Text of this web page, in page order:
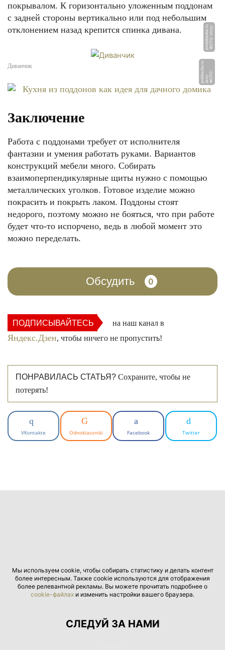
покрывалом. К горизонтально уложенным поддонам
с задней стороны вертикально или под небольшим
отклонением назад крепится спинка дивана.
Ф
О
Т
О:
s
t
r
o
y
-
p
o
d
s
k
a
z
k
a.
r
u
Диванчик
Ф
О
ТО:
st
r
o
y
-p
o
d
s
ka
z
k
a.
r
u
Заключение
Работа с поддонами требует от исполнителя
фантазии и умения работать руками. Вариантов
конструкций мебели много. Собирать
взаимоперпендикулярные щиты нужно с помощью
металлических уголков. Готовое изделие можно
покрасить и покрыть лаком. Поддоны стоят
недорого, поэтому можно не бояться, что при работе
будет что-то испорчено, ведь в любой момент это
можно переделать.
Обсудить 0
ПОДПИСЫВАЙТЕСЬ на наш канал в
Яндекс.Дзен, чтобы ничего не пропустить!
ПОНРАВИЛАСЬ СТАТЬЯ? Сохраните, чтобы не
потерять!
VKontakte Odnoklassniki Facebook Twitter
Мы используем cookie, чтобы собирать статистику и делать контент
более интересным. Также cookie используются для отображения
более релевантной рекламы. Вы можете прочитать подробнее о
cookie-файлах и изменить настройки вашего браузера.
СЛЕДУЙ ЗА НАМИ